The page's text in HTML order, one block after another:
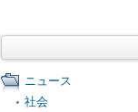
ニュース
社会